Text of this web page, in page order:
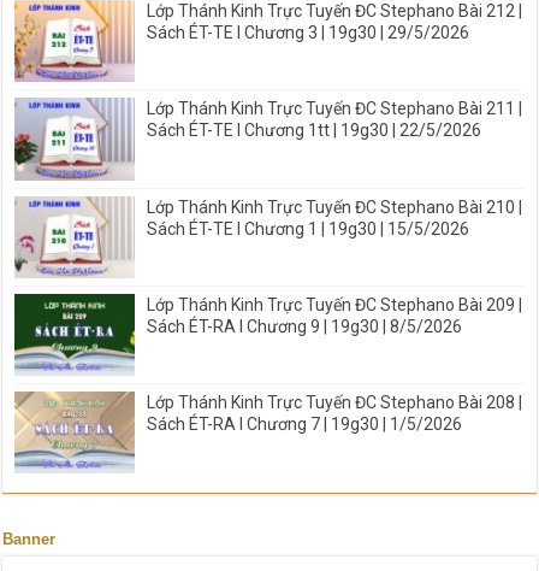
Lớp Thánh Kinh Trực Tuyến ĐC Stephano Bài 212 |
Sách ÉT-TE I Chương 3 | 19g30 | 29/5/2026
Lớp Thánh Kinh Trực Tuyến ĐC Stephano Bài 211 |
Sách ÉT-TE I Chương 1tt | 19g30 | 22/5/2026
Lớp Thánh Kinh Trực Tuyến ĐC Stephano Bài 210 |
Sách ÉT-TE I Chương 1 | 19g30 | 15/5/2026
Lớp Thánh Kinh Trực Tuyến ĐC Stephano Bài 209 |
Sách ÉT-RA I Chương 9 | 19g30 | 8/5/2026
Lớp Thánh Kinh Trực Tuyến ĐC Stephano Bài 208 |
Sách ÉT-RA I Chương 7 | 19g30 | 1/5/2026
Banner